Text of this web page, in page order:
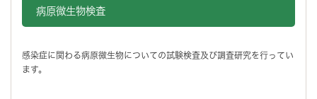
病原微生物検査
感染症に関わる病原微生物についての試験検査及び調査研究を行ってい
ます。